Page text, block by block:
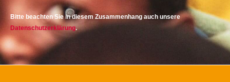
Bitte beachten Sie in diesem Zusammenhang auch unsere
Datenschutzerklärung.